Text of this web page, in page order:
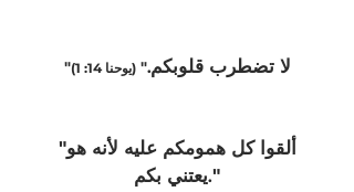
" لا تضطرب قلوبكم."(يوحنا 14: 1)
"ألقوا كل همومكم عليه لأنه هو
يعتني بكم."